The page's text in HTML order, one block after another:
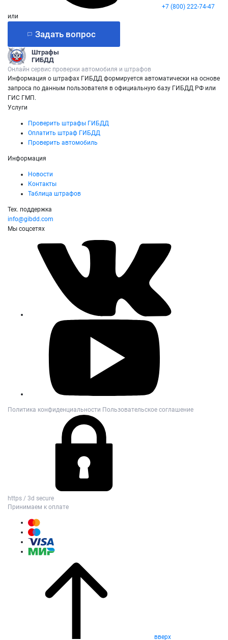
+7 (800) 222-74-47
или
Задать вопрос
Штрафы
ГИБДД
Онлайн сервис проверки автомобиля и штрафов
Информация о штрафах ГИБДД формируется автоматически на основе
запроса по данным пользователя в официальную базу ГИБДД РФ или
ГИС ГМП.
Услуги
Проверить штрафы ГИБДД
Оплатить штраф ГИБДД
Проверить автомобиль
Информация
Новости
Контакты
Таблица штрафов
Тех. поддержка
info@gibdd.com
Мы соцсетях
Политика конфиденциальности Пользовательское соглашение
https / 3d secure
Принимаем к оплате
вверх